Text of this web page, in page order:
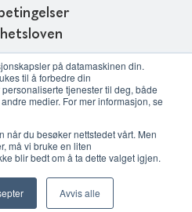
på datamaskinen din.
til å forbedre din
tjenester til deg, både
medier. For mer informasjon, se
når du besøker nettstedet vårt. Men
må vi bruke en liten
blir bedt om å ta dette valget igjen.
Avvis alle
OSS
© 2024
of Affinitet AS